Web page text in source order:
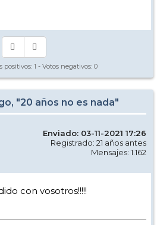
positivos: 1 - Votos negativos: 0
"20 años no es nada"
Enviado: 03-11-2021 17:26
Registrado: 21 años antes
Mensajes: 1.162
con vosotros!!!!!